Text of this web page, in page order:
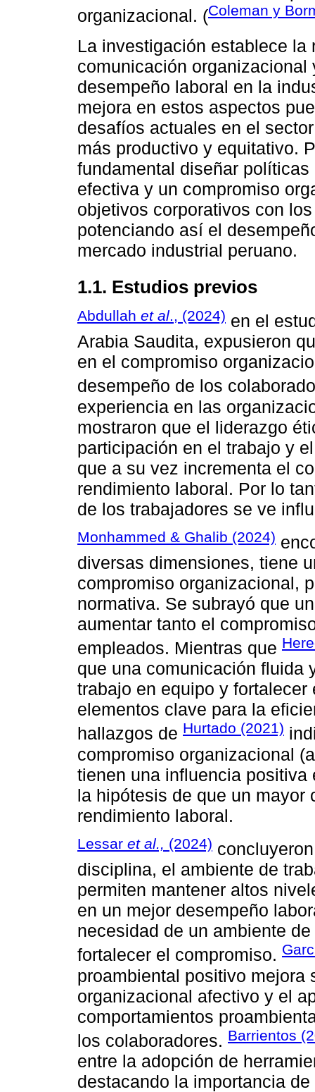
organizacional. (Coleman y
La investigación establece
comunicación
desempeño laboral en la
mejora en estos aspectos
desafíos actuales en el
más productivo y equitativo.
fundamental diseñar
efectiva y un compromiso
objetivos corporativos con
potenciando así el
mercado industrial peruano.
1.1. Estudios previos
Abdullah et al., (2024) en el
Arabia Saudita, expusieron
en el compromiso
desempeño de los
experiencia en las
mostraron que el liderazgo
participación en el trabajo y
que a su vez incrementa el
rendimiento laboral. Por lo
de los trabajadores se ve
Monhammed & Ghalib (2024)
diversas dimensiones, tiene
compromiso organizacional,
normativa. Se subrayó que
aumentar tanto el
empleados. Mientras que
que una comunicación fluida
trabajo en equipo y
elementos clave para la
hallazgos de Hurtado (2021)
compromiso organizacional
tienen una influencia
la hipótesis de que un mayor
rendimiento laboral.
Lessar et al., (2024)
disciplina, el ambiente de
permiten mantener altos
en un mejor desempeño
necesidad de un ambiente
fortalecer el compromiso.
proambiental positivo
organizacional afectivo y el
comportamientos
los colaboradores. Barrientos
entre la adopción de
destacando la importancia